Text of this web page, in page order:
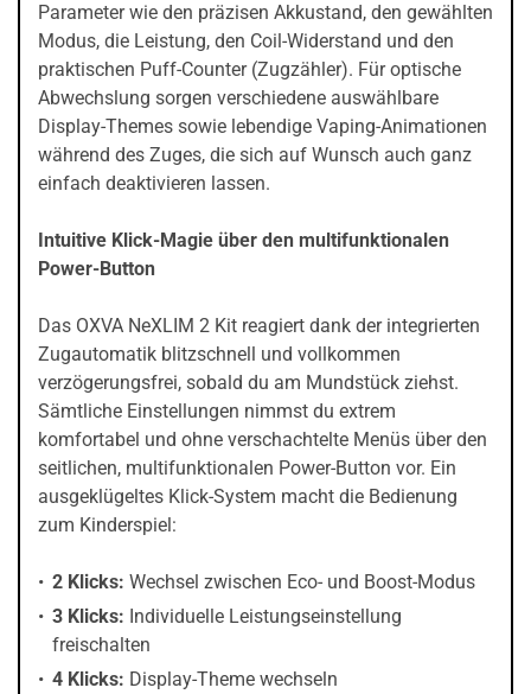
Parameter wie den präzisen Akkustand, den gewählten
Modus, die Leistung, den Coil-Widerstand und den
praktischen Puff-Counter (Zugzähler). Für optische
Abwechslung sorgen verschiedene auswählbare
Display-Themes sowie lebendige Vaping-Animationen
während des Zuges, die sich auf Wunsch auch ganz
einfach deaktivieren lassen.
Intuitive Klick-Magie über den multifunktionalen
Power-Button
Das OXVA NeXLIM 2 Kit reagiert dank der integrierten
Zugautomatik blitzschnell und vollkommen
verzögerungsfrei, sobald du am Mundstück ziehst.
Sämtliche Einstellungen nimmst du extrem
komfortabel und ohne verschachtelte Menüs über den
seitlichen, multifunktionalen Power-Button vor. Ein
ausgeklügeltes Klick-System macht die Bedienung
zum Kinderspiel:
2 Klicks: Wechsel zwischen Eco- und Boost-Modus
3 Klicks: Individuelle Leistungseinstellung
freischalten
4 Klicks: Display-Theme wechseln